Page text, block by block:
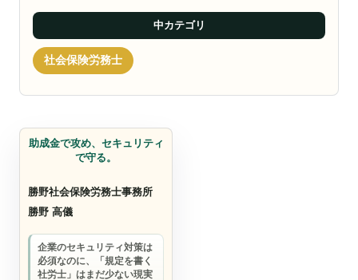
中カテゴリ
社会保険労務士
助成金で攻め、セキュリティ
で守る。
勝野社会保険労務士事務所
勝野 高儀
企業のセキュリティ対策は
必須なのに、「規定を書く
社労士」はまだ少ない現実